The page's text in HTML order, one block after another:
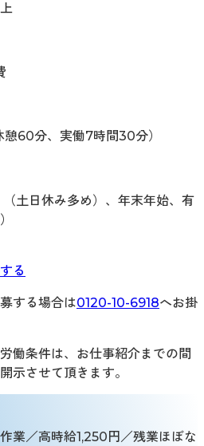
60分、実働7時間30分）
土日休み多め）、年末年始、有
る
する場合は0120-10-6918へお掛
働条件は、お仕事紹介までの間
示させて頂きます。
業／高時給1,250円／残業ほぼな